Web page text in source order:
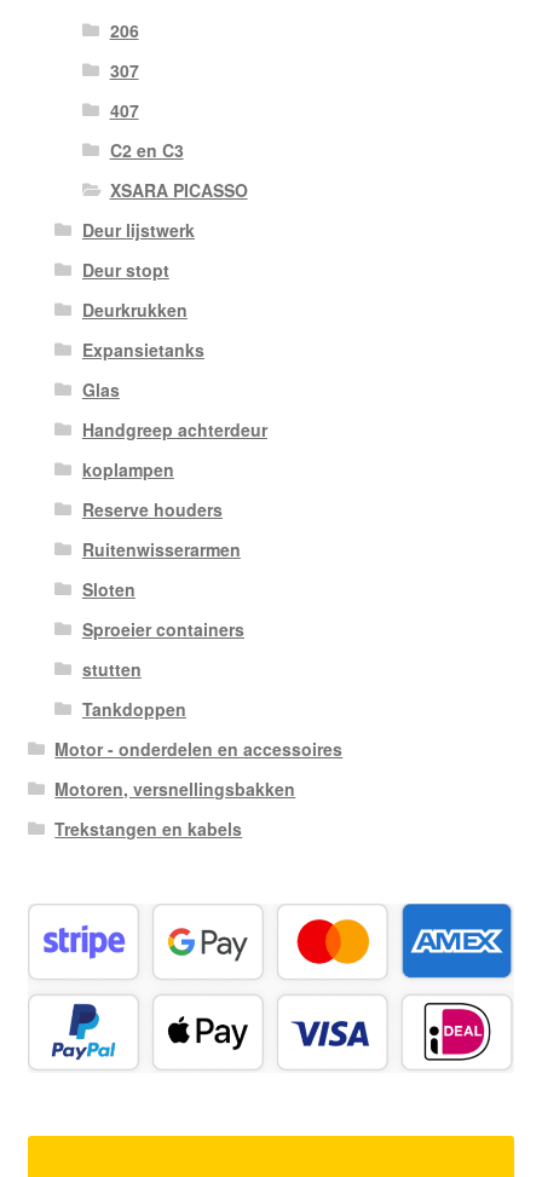
206
307
407
C2 en C3
XSARA PICASSO
Deur lijstwerk
Deur stopt
Deurkrukken
Expansietanks
Glas
Handgreep achterdeur
koplampen
Reserve houders
Ruitenwisserarmen
Sloten
Sproeier containers
stutten
Tankdoppen
Motor - onderdelen en accessoires
Motoren, versnellingsbakken
Trekstangen en kabels